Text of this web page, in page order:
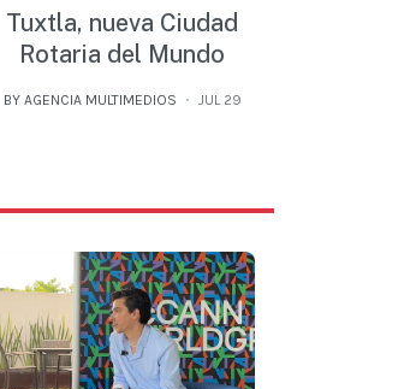
Tuxtla, nueva Ciudad
Rotaria del Mundo
BY AGENCIA MULTIMEDIOS JUL 29